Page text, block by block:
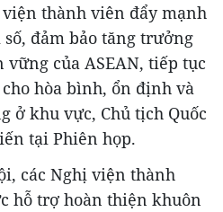
viện thành viên đẩy mạnh
đảm bảo tăng trưởng
của ASEAN, tiếp tục
hòa bình, ổn định và
ở khu vực, Chủ tịch Quốc
tại Phiên họp.
các Nghị viện thành
hỗ trợ hoàn thiện khuôn